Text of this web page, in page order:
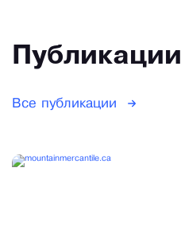
Публикации
Все публикации